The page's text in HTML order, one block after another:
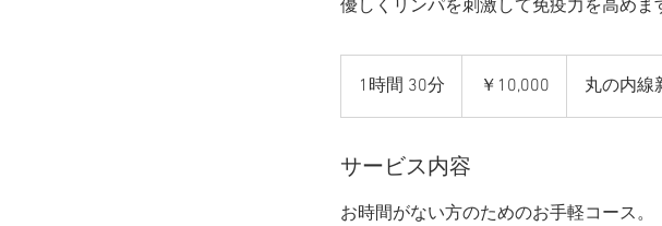
優しくリンパを刺激して免疫力を高めま
1時間 30分
時
0
￥10,000 丸の内線
サービス内容
お時間がない方のためのお手軽コース。